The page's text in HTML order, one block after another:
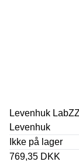
Levenhuk
Levenhuk
Ikke på lager
769,35 DKK